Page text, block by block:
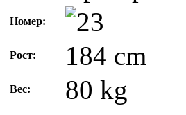
Номер:
Рост: 184 cm
Вес: 80 kg